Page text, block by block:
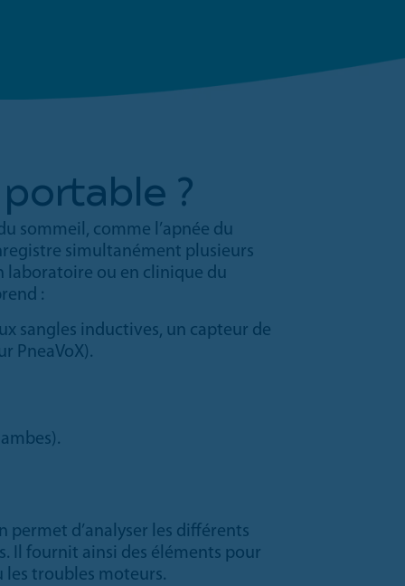
?
sommeil, comme l’apnée du
simultanément plusieurs
laboratoire ou en clinique du
:
sangles inductives, un capteur de
PneaVoX).
permet d’analyser les différents
Il fournit ainsi des éléments pour
les troubles moteurs.